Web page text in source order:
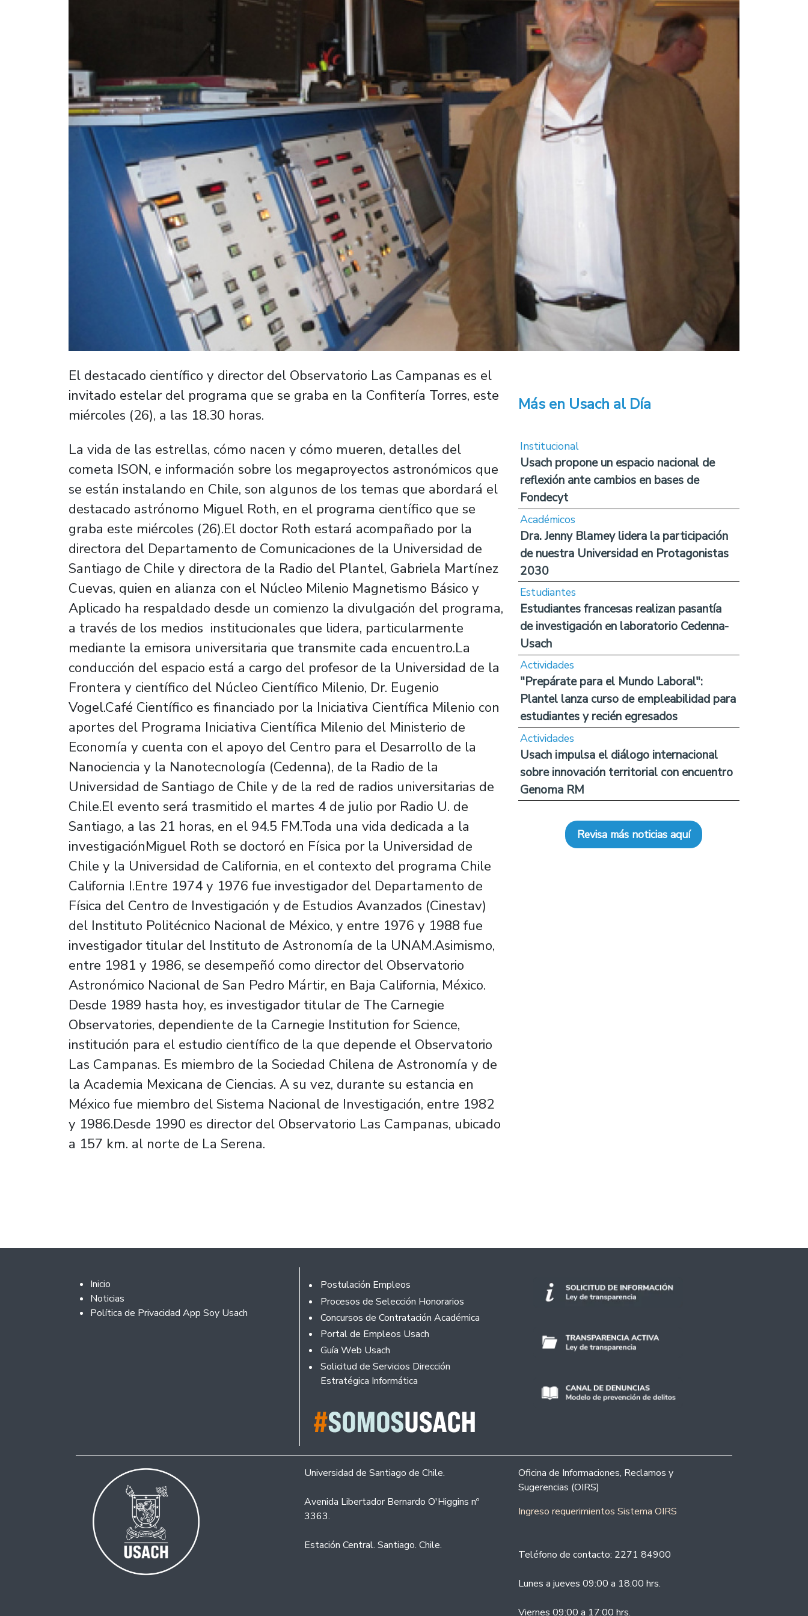
El destacado científico y director del Observatorio Las Campanas es el
invitado estelar del programa que se graba en la Confitería Torres, este
miércoles (26), a las 18.30 horas.
La vida de las estrellas, cómo nacen y cómo mueren, detalles del
cometa ISON, e información sobre los megaproyectos astronómicos que
se están instalando en Chile, son algunos de los temas que abordará el
destacado astrónomo Miguel Roth, en el programa científico que se
graba este miércoles (26).El doctor Roth estará acompañado por la
directora del Departamento de Comunicaciones de la Universidad de
Santiago de Chile y directora de la Radio del Plantel, Gabriela Martínez
Cuevas, quien en alianza con el Núcleo Milenio Magnetismo Básico y
Aplicado ha respaldado desde un comienzo la divulgación del programa,
a través de los medios institucionales que lidera, particularmente
mediante la emisora universitaria que transmite cada encuentro.La
conducción del espacio está a cargo del profesor de la Universidad de la
Frontera y científico del Núcleo Científico Milenio, Dr. Eugenio
Vogel.Café Científico es financiado por la Iniciativa Científica Milenio con
aportes del Programa Iniciativa Científica Milenio del Ministerio de
Economía y cuenta con el apoyo del Centro para el Desarrollo de la
Nanociencia y la Nanotecnología (Cedenna), de la Radio de la
Universidad de Santiago de Chile y de la red de radios universitarias de
Chile.El evento será trasmitido el martes 4 de julio por Radio U. de
Santiago, a las 21 horas, en el 94.5 FM.Toda una vida dedicada a la
investigaciónMiguel Roth se doctoró en Física por la Universidad de
Chile y la Universidad de California, en el contexto del programa Chile
California I.Entre 1974 y 1976 fue investigador del Departamento de
Física del Centro de Investigación y de Estudios Avanzados (Cinestav)
del Instituto Politécnico Nacional de México, y entre 1976 y 1988 fue
investigador titular del Instituto de Astronomía de la UNAM.Asimismo,
entre 1981 y 1986, se desempeñó como director del Observatorio
Astronómico Nacional de San Pedro Mártir, en Baja California, México.
Desde 1989 hasta hoy, es investigador titular de The Carnegie
Observatories, dependiente de la Carnegie Institution for Science,
institución para el estudio científico de la que depende el Observatorio
Las Campanas. Es miembro de la Sociedad Chilena de Astronomía y de
la Academia Mexicana de Ciencias. A su vez, durante su estancia en
México fue miembro del Sistema Nacional de Investigación, entre 1982
y 1986.Desde 1990 es director del Observatorio Las Campanas, ubicado
a 157 km. al norte de La Serena.
Más en Usach al Día
Institucional
Usach propone un espacio nacional de
reflexión ante cambios en bases de
Fondecyt
Académicos
Dra. Jenny Blamey lidera la participación
de nuestra Universidad en Protagonistas
2030
Estudiantes
Estudiantes francesas realizan pasantía
de investigación en laboratorio Cedenna-
Usach
Actividades
"Prepárate para el Mundo Laboral":
Plantel lanza curso de empleabilidad para
estudiantes y recién egresados
Actividades
Usach impulsa el diálogo internacional
sobre innovación territorial con encuentro
Genoma RM
Revisa más noticias aquí
Footer 2
Inicio
Noticias
Política de Privacidad App Soy Usach
Footer
Postulación Empleos
Procesos de Selección Honorarios
Concursos de Contratación Académica
Portal de Empleos Usach
Guía Web Usach
Solicitud de Servicios Dirección
Estratégica Informática
Universidad de Santiago de Chile.
Avenida Libertador Bernardo O'Higgins nº
3363.
Estación Central. Santiago. Chile.
Oficina de Informaciones, Reclamos y
Sugerencias (OIRS)
Ingreso requerimientos Sistema OIRS
Teléfono de contacto: 2271 84900
Lunes a jueves 09:00 a 18:00 hrs.
Viernes 09:00 a 17:00 hrs.